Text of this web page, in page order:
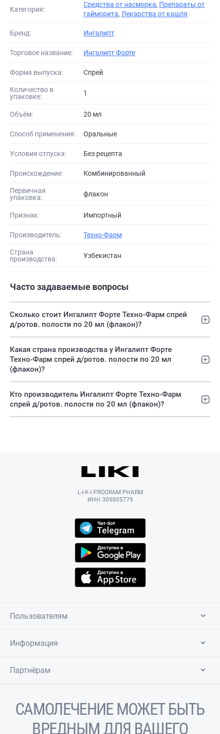
Категория:
Средства от насморка, Препараты от
гайморита, Лекарства от кашля
Бренд: Ингалипт
Торговое название: Ингалипт Форте
Форма выпуска: Спрей
Количество в
упаковке:
1
Объём: 20 мл
Способ применения: Оральные
Условия отпуска: Без рецепта
Происхождение: Комбинированный
Первичная
упаковка:
флакон
Признак: Импортный
Производитель: Техно-Фарм
Страна
производства:
Узбекистан
Часто задаваемые вопросы
Сколько стоит Ингалипт Форте Техно-Фарм спрей
д/ротов. полости по 20 мл (флакон)?
Какая страна производства у Ингалипт Форте
Техно-Фарм спрей д/ротов. полости по 20 мл
(флакон)?
Кто производитель Ингалипт Форте Техно-Фарм
спрей д/ротов. полости по 20 мл (флакон)?
L-I-K-I PROGRAM PHARM
ИНН 309805779
Пользователям
Информация
Партнёрам
САМОЛЕЧЕНИЕ МОЖЕТ БЫТЬ
ВРЕДНЫМ ДЛЯ ВАШЕГО